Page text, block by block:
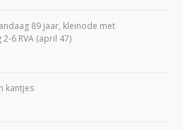
89 jaar, kleinode met
6 RVA (april 47)
kantjes